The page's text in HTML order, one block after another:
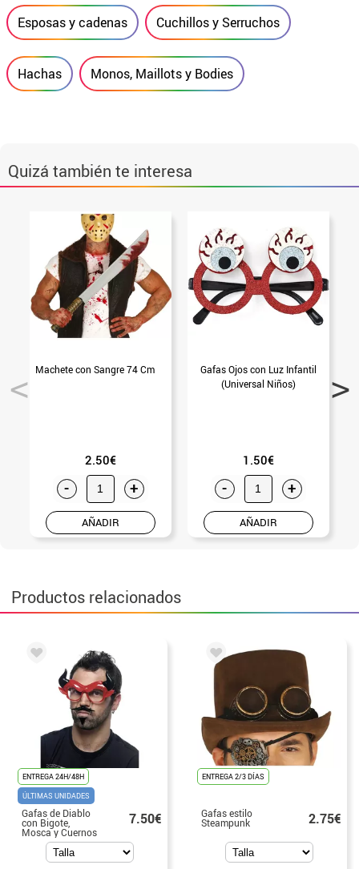
Esposas y cadenas Cuchillos y Serruchos
Hachas Monos, Maillots y Bodies
Quizá también te interesa
Machete con Sangre 74 Cm
2.50€
- +
AÑADIR
Gafas Ojos con Luz Infantil
(Universal Niños)
1.50€
- +
AÑADIR
Productos relacionados
ENTREGA 24H/48H
ÚLTIMAS UNIDADES
Gafas de Diablo
con Bigote,
Mosca y Cuernos
7.50€
ENTREGA 2/3 DÍAS
Gafas estilo
Steampunk 2.75€